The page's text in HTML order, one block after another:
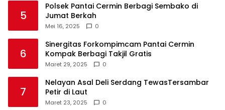
5
Polsek Pantai Cermin Berbagi Sembako di
Jumat Berkah
Mei 16, 2025 0
6
Sinergitas Forkompimcam Pantai Cermin
Kompak Berbagi Takjil Gratis
Maret 29, 2025 0
7
Nelayan Asal Deli Serdang TewasTersambar
Petir di Laut
Maret 23, 2025 0